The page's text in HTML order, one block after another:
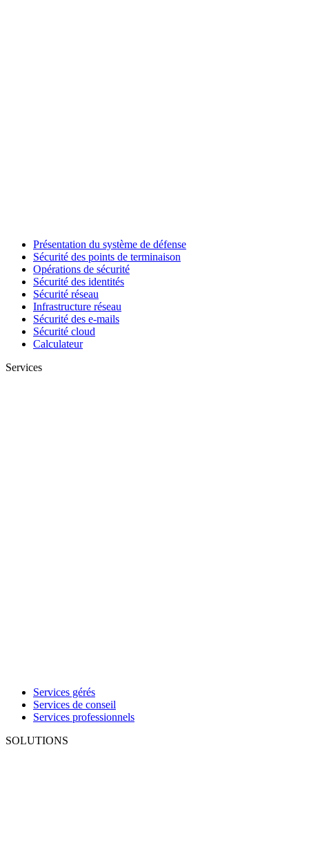
Présentation du système de défense
Sécurité des points de terminaison
Opérations de sécurité
Sécurité des identités
Sécurité réseau
Infrastructure réseau
Sécurité des e-mails
Sécurité cloud
Calculateur
Services
Services gérés
Services de conseil
Services professionnels
SOLUTIONS